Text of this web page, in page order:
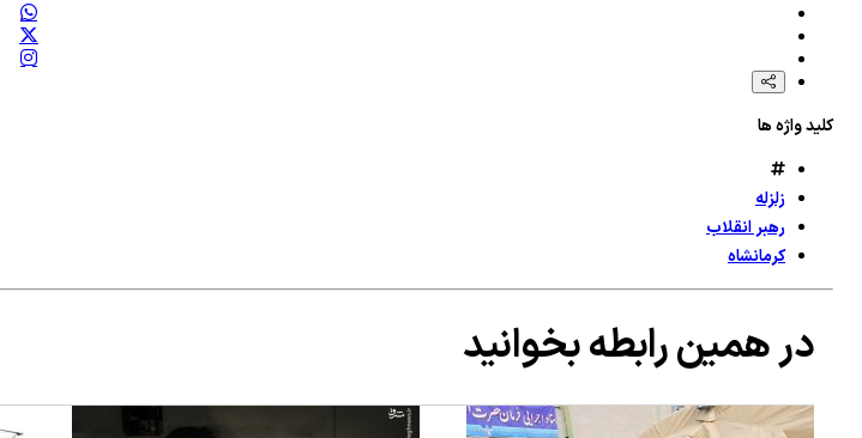
کلید واژه ها
زلزله
رهبر انقلاب
کرمانشاه
در همین رابطه بخوانید